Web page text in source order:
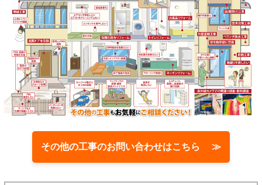
その他の工事のお問い合わせはこちら ≫